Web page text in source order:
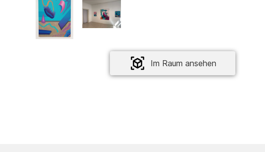
Im Raum ansehen